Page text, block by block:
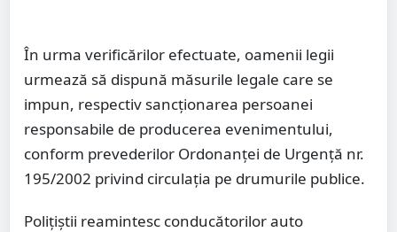
În urma verificărilor efectuate, oamenii legii
urmează să dispună măsurile legale care se
impun, respectiv sancționarea persoanei
responsabile de producerea evenimentului,
conform prevederilor Ordonanței de Urgență nr.
195/2002 privind circulația pe drumurile publice.
Polițiștii reamintesc conducătorilor auto